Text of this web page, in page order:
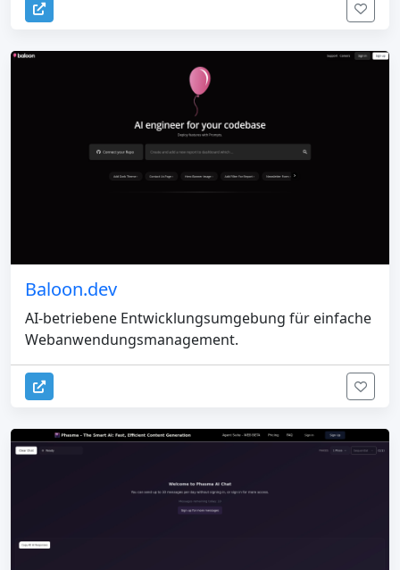
Baloon.dev
AI-betriebene Entwicklungsumgebung für einfache
Webanwendungsmanagement.